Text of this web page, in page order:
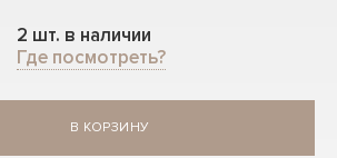
2 шт. в наличии
Где посмотреть?
В КОРЗИНУ